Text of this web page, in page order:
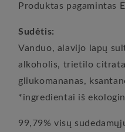
Produktas pagamintas
Sudėtis:
Vanduo, alavijo lapų
alkoholis, trietilo
gliukomananas,
*ingredientai iš
99,79% visų